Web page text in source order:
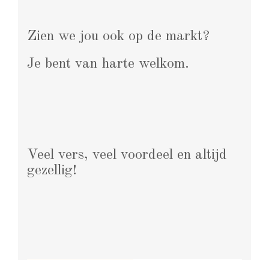
Zien we jou ook op de markt?
Je bent van harte welkom.
Veel vers, veel voordeel en altijd
gezellig!